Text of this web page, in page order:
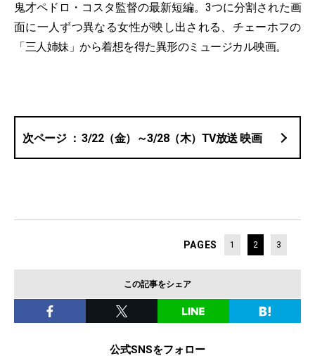
鬼才ペドロ・コスタ監督の最新短編。3つに分割された画
面に一人ずつ異なる女性が映し出される、チェーホフの
「三人姉妹」から着想を得た異形のミュージカル映画。
3/22（金）～3/28（木）TV放送 映画
PAGES 1 2 3
この記事をシェア
公式SNSをフォロー